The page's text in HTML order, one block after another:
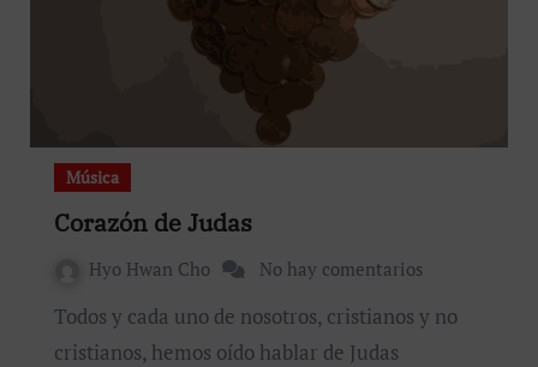
Música
Corazón de Judas
Hyo Hwan Cho No hay comentarios
Todos y cada uno de nosotros, cristianos y no
cristianos, hemos oído hablar de Judas